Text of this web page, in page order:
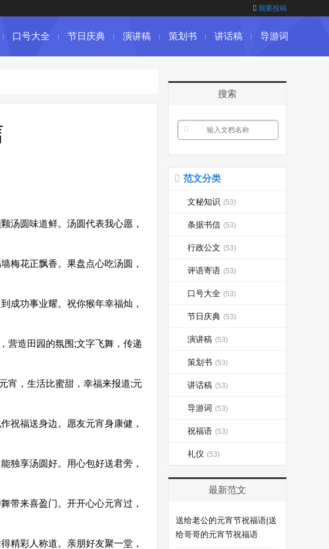
我要投稿
口号大全 节日庆典 演讲稿 策划书 讲话稿 导游词
圆味道鲜。汤圆代表我心愿，
花正飘香。果盘点心吃汤圆，
功事业耀。祝你猴年幸福灿，
造田园的氛围;文字飞舞，传递
宵，生活比蜜甜，幸福来报道;元
福送身边。愿友元宵身康健，
享汤圆好。用心包好送君旁，
来喜盈门。开开心心元宵过，
彩人称道。亲朋好友聚一堂，
搜索
范文分类
文秘知识 (53)
条据书信 (53)
行政公文 (53)
评语寄语 (53)
口号大全 (53)
节日庆典 (53)
演讲稿 (53)
策划书 (53)
讲话稿 (53)
导游词 (53)
祝福语 (53)
礼仪 (53)
最新范文
送给老公的元宵节祝福语|送
给哥哥的元宵节祝福语